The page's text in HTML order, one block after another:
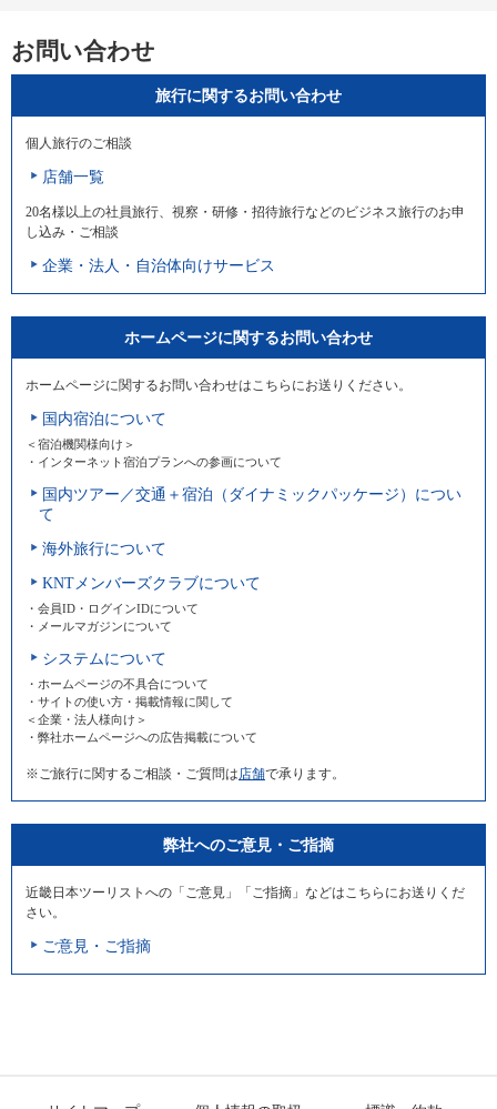
お問い合わせ
旅行に関するお問い合わせ
個人旅行のご相談
店舗一覧
20名様以上の社員旅行、視察・研修・招待旅行などのビジネス旅行のお申
し込み・ご相談
企業・法人・自治体向けサービス
ホームページに関するお問い合わせ
ホームページに関するお問い合わせはこちらにお送りください。
国内宿泊について
＜宿泊機関様向け＞
・インターネット宿泊プランへの参画について
国内ツアー／交通＋宿泊（ダイナミックパッケージ）につい
て
海外旅行について
KNTメンバーズクラブについて
・会員ID・ログインIDについて
・メールマガジンについて
システムについて
・ホームページの不具合について
・サイトの使い方・掲載情報に関して
＜企業・法人様向け＞
・弊社ホームページへの広告掲載について
※ご旅行に関するご相談・ご質問は 店舗で承ります。
弊社へのご意見・ご指摘
近畿日本ツーリストへの「ご意見」「ご指摘」などはこちらにお送りくだ
さい。
ご意見・ご指摘